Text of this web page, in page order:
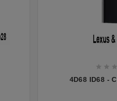
  
4D68 ID68 -